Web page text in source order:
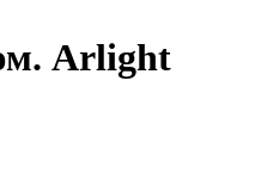
Arlight